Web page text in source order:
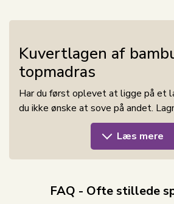
Kuvertlagen af
topmadras
Har du først oplevet at ligge på et
du ikke ønske at sove på andet.
af 100% rent naturligt bambus, uden
kemikalier. Lagnet er satinvævet for
Uovertruffen komfort:
Læs mere
FAQ - Ofte stillede